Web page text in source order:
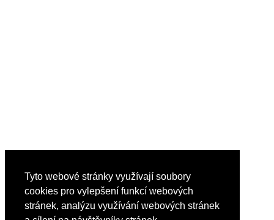
Tyto webové stránky využívají soubory
cookies pro vylepšení funkcí webových
stránek, analýzu využívání webových stránek